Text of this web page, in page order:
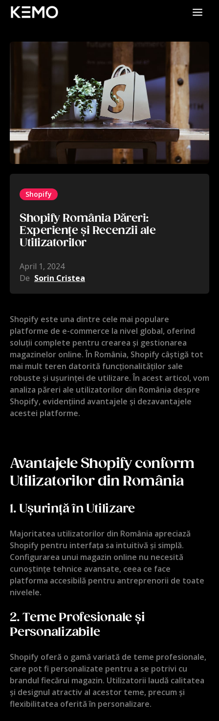
Shopify
Shopify România Păreri:
Experiențe și Recenzii ale
Utilizatorilor
April 1, 2024
De Sorin Cristea
Shopify este una dintre cele mai populare
platforme de e-commerce la nivel global, oferind
soluții complete pentru crearea și gestionarea
magazinelor online. În România, Shopify câștigă tot
mai mult teren datorită funcționalităților sale
robuste și ușurinței de utilizare. În acest articol, vom
analiza păreri ale utilizatorilor din România despre
Shopify, evidențiind avantajele și dezavantajele
acestei platforme.
Avantajele Shopify conform
Utilizatorilor din România
1. Ușurință în Utilizare
Majoritatea utilizatorilor din România apreciază
Shopify pentru interfața sa intuitivă și simplă.
Configurarea unui magazin online nu necesită
cunoștințe tehnice avansate, ceea ce face
platforma accesibilă pentru antreprenorii de toate
nivelele.
2.Teme Profesionale și
Personalizabile
Shopify oferă o gamă variată de teme profesionale,
care pot fi personalizate pentru a se potrivi cu
brandul fiecărui magazin. Utilizatorii laudă calitatea
și designul atractiv al acestor teme, precum și
flexibilitatea oferită în personalizare.